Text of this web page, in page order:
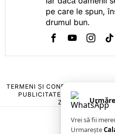
pe care le spun,
drumul bun.
TERMENI ȘI CONDIȚII
PUBLICITATE ONLINE &
ZIARUL
Vrei să fii
Urmarește